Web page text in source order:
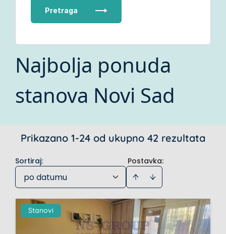
Pretraga
Najbolja ponuda
stanova Novi Sad
Prikazano 1-24 od ukupno 42 rezultata
Postavka:
Sortiraj:
po datumu
Stanovi